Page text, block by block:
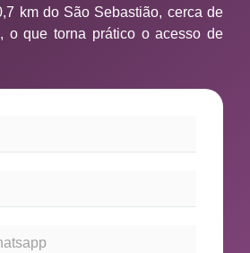
km do São Sebastião, cerca de
o que torna prático o acesso de